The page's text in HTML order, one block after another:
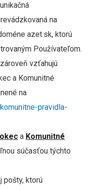
na
azet.sk, ktorú
Používateľom.
vzťahujú
a Komunitné
na
pravidla-
a Komunitné
súčasťou týchto
pošty, ktorú